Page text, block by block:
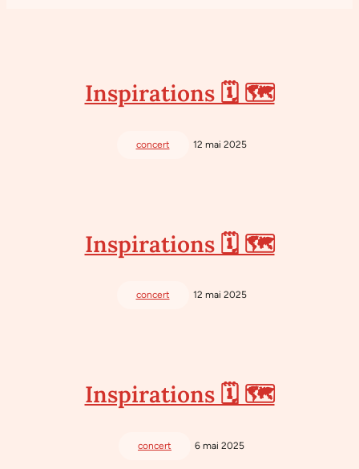
Inspirations 🗓 🗺
concert 12 mai 2025
Inspirations 🗓 🗺
concert 12 mai 2025
Inspirations 🗓 🗺
concert 6 mai 2025